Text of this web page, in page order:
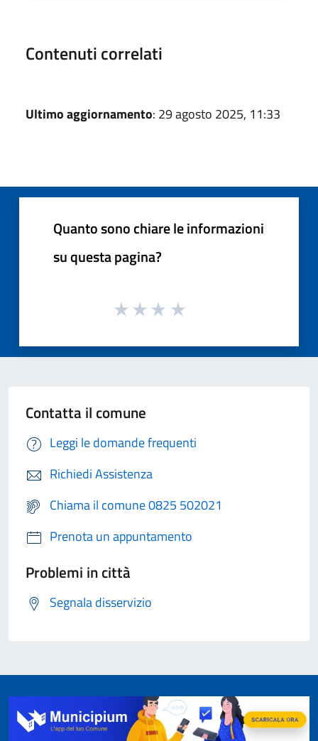
Contenuti correlati
Ultimo aggiornamento: 29 agosto 2025, 11:33
Quanto sono chiare le informazioni
su questa pagina?
Contatta il comune
Leggi le domande frequenti
Richiedi Assistenza
Chiama il comune 0825 502021
Prenota un appuntamento
Problemi in città
Segnala disservizio